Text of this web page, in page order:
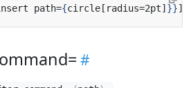
path={circle[radius=2pt] }}]